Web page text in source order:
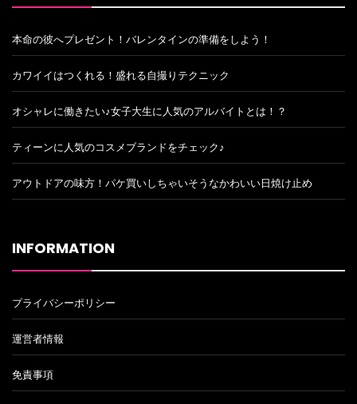
本命の彼へプレゼント！バレンタインの準備をしよう！
カワイイはつくれる！盛れる自撮りテクニック
オシャレに働きたい♪女子大生に人気のアルバイトとは！？
ティーンに人気のコスメブランドをチェック♪
アウトドアの味方！パケ買いしちゃいそうなかわいい日焼け止め
INFORMATION
プライバシーポリシー
運営者情報
免責事項